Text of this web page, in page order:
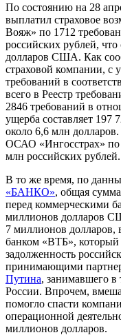
По состоянию на 28
выплатил страховое
Вояж» по 1712
российских рублей,
долларов США. Как
страховой компании, с
требований в
всего в Реестр
2846 требований в
ущерба составляет 197
около 6,6 млн
ОСАО «Ингосстрах» по
млн российских рублей.
В то же время, по
«БАНКО», общая
перед коммерческими
миллионов долларов
7 миллионов
банком «ВТБ», который
задолженность
принимающими
Путина, занимавшего в
России. Впрочем,
помогло спасти
операционной
миллионов долларов.